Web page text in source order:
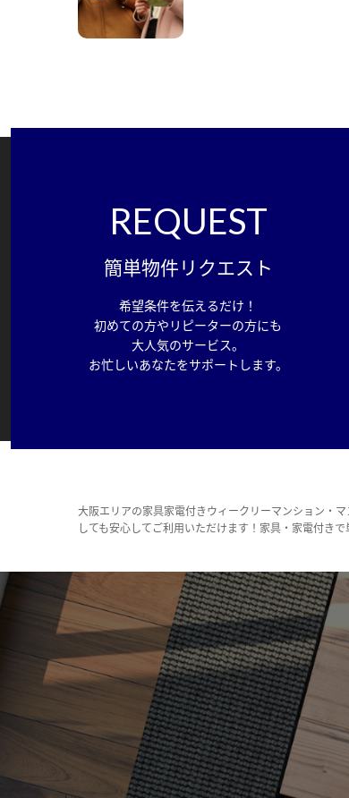
REQUEST
簡単物件リクエスト
希望条件を伝えるだけ！
初めての方やリピーターの方にも
大人気のサービス。
お忙しいあなたをサポートします。
大阪エリアの家具家電付きウィークリーマンション・
しても安心してご利用いただけます！家具・家電付きで